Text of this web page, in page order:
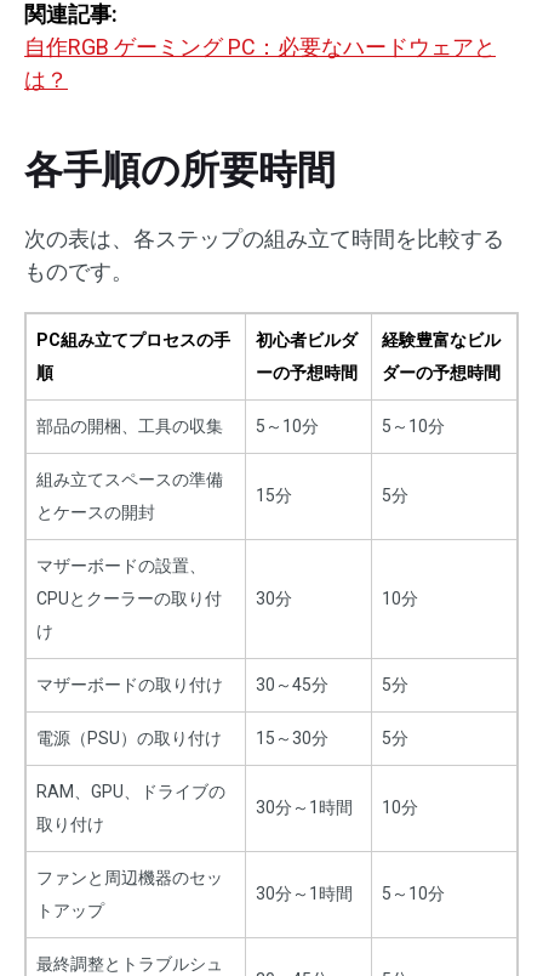
関連記事:
自作RGB ゲーミング PC：必要なハードウェアと
は？
各手順の所要時間
次の表は、各ステップの組み立て時間を比較する
ものです。
PC組み立てプロセスの手
順
初心者ビルダ
ーの予想時間
経験豊富なビル
ダーの予想時間
部品の開梱、工具の収集 5～10分 5～10分
組み立てスペースの準備
とケースの開封
15分 5分
マザーボードの設置、
CPUとクーラーの取り付
け
30分 10分
マザーボードの取り付け 30～45分 5分
電源（PSU）の取り付け 15～30分 5分
RAM、GPU、ドライブの
取り付け
30分～1時間 10分
ファンと周辺機器のセッ
トアップ
30分～1時間 5～10分
最終調整とトラブルシュ